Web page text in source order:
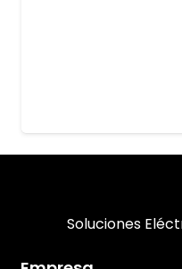
Soluciones